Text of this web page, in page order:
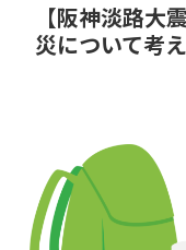
【阪神淡路大
災について考